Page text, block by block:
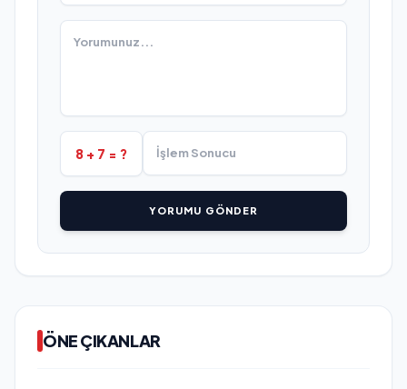
8 + 7 = ?
YORUMU GÖNDER
ÖNE ÇIKANLAR